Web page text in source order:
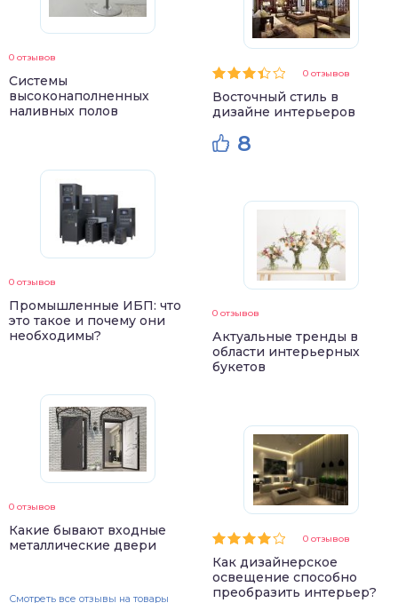
0 отзывов
Системы
высоконаполненных
наливных полов
0 отзывов
Промышленные ИБП: что
это такое и почему они
необходимы?
0 отзывов
Какие бывают входные
металлические двери
Смотреть все отзывы на товары
0 отзывов
Восточный стиль в
дизайне интерьеров
8
0 отзывов
Актуальные тренды в
области интерьерных
букетов
0 отзывов
Как дизайнерское
освещение способно
преобразить интерьер?